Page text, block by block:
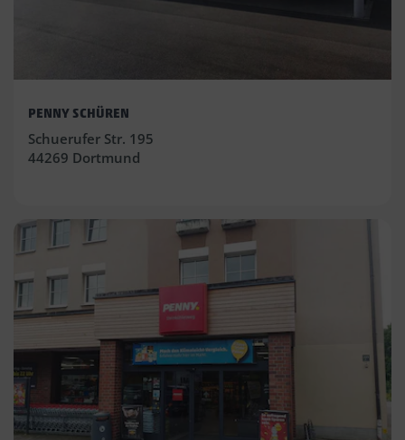
PENNY SCHÜREN
Schuerufer Str. 195
44269 Dortmund